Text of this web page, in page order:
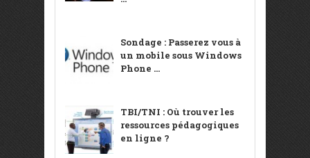
Sondage : Passerez vous à
un mobile sous Windows
Phone ...
TBI/TNI : Où trouver les
ressources pédagogiques
en ligne ?